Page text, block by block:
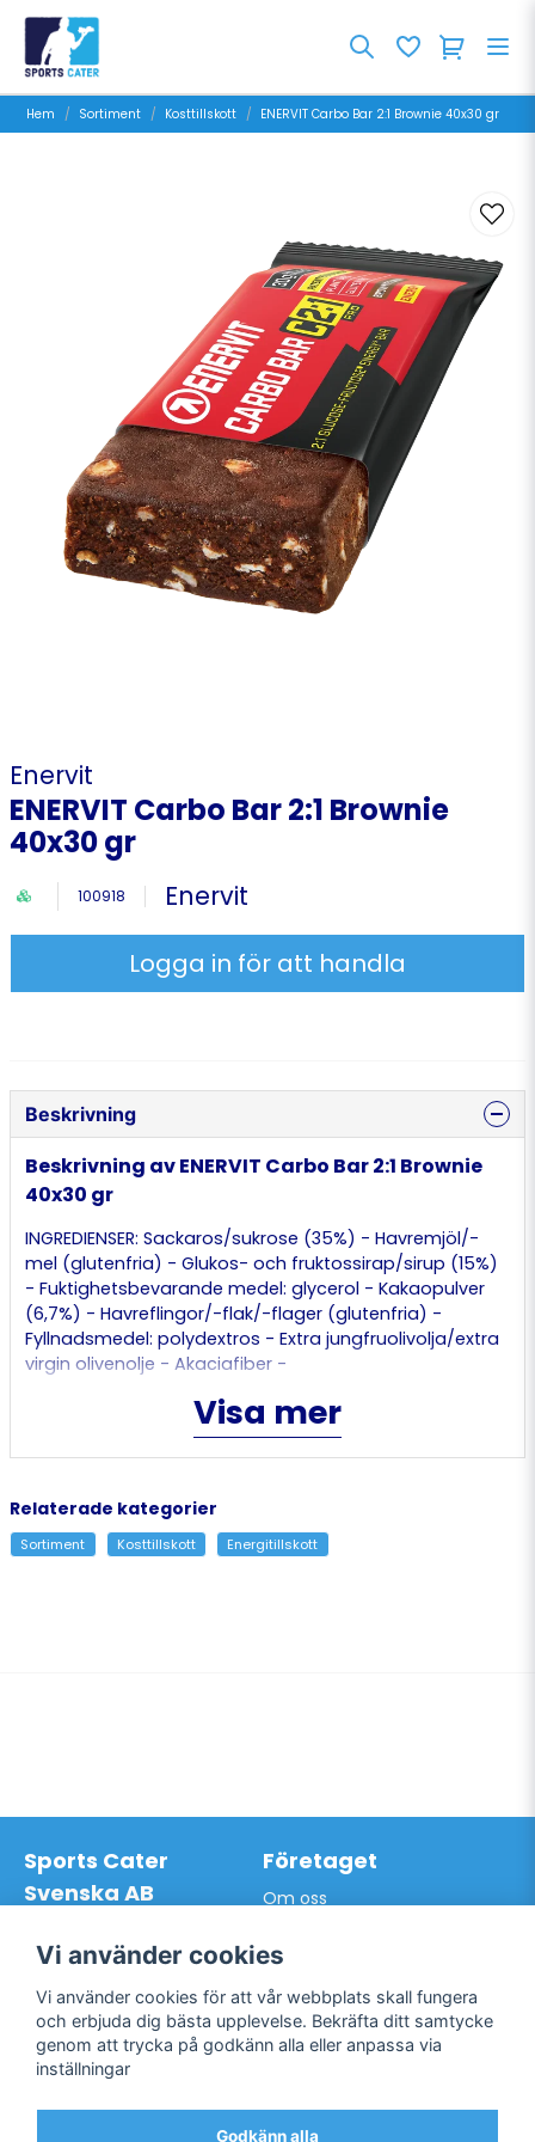
Hem Sortiment Kosttillskott ENERVIT Carbo Bar 2:1 Brownie 40x30 gr
Enervit
ENERVIT Carbo Bar 2:1 Brownie
40x30 gr
100918 Enervit
Logga in för att handla
Beskrivning
Beskrivning av ENERVIT Carbo Bar 2:1 Brownie
40x30 gr
INGREDIENSER: Sackaros/sukrose (35%) - Havremjöl/-
mel (glutenfria) - Glukos- och fruktossirap/sirup (15%)
- Fuktighetsbevarande medel: glycerol - Kakaopulver
(6,7%) - Havreflingor/-flak/-flager (glutenfria) -
Fyllnadsmedel: polydextros - Extra jungfruolivolja/extra
virgin olivenolje - Akaciafiber -
- Naturliga smakämnen/smaksstoffer -
Tiaminhydroklorid. Kan innehalla spar/spor av
mjölk/melk/mælk, nötter/nøtter/nødder,
sojabönor/soyabønner/soja, sesamfrön/sesamfrø.
Visa mer
Relaterade kategorier
Sortiment Kosttillskott Energitillskott
Sports Cater
Svenska AB
145 63 Norsborg
Org.nr: 559024-7762
Mail:
info@sportscater.se
Företaget
Om oss
Vår vision
Registrera konto
Glömt lösenord?
Support
Allmänna villkor
Facebook
Vi använder cookies
Vi använder cookies för att vår webbplats skall fungera
och erbjuda dig bästa upplevelse. Bekräfta ditt samtycke
genom att trycka på godkänn alla eller anpassa via
inställningar
Godkänn alla